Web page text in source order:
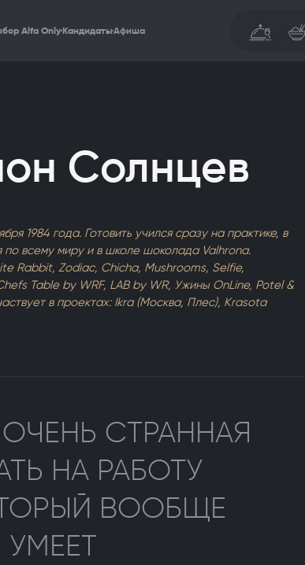
Alfa OnlyКандидатыАфиша
Солнцев
1984 года. Готовить учился сразу на практике, в
всему миру и в школе шоколада Valhrona.
Rabbit, Zodiac, Chicha, Mushrooms, Selfie,
Table by WRF, LAB by WR, Ужины OnLine, Potel &
в проектах: Ikra (Москва, Плес), Krasota
СТРАННАЯ
НА РАБОТУ
ВООБЩЕ
УМЕЕТ